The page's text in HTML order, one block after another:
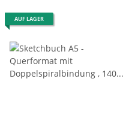
AUF LAGER